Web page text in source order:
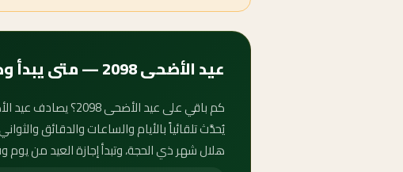
عيد الأضحى 2098 — متى يبدأ وكم باقي على الأضحى؟
يُحدَّث تلقائياً بالأيام والساعات والدقائق
هلال شهر ذي الحجة، وتبدأ إجازة العيد من يوم